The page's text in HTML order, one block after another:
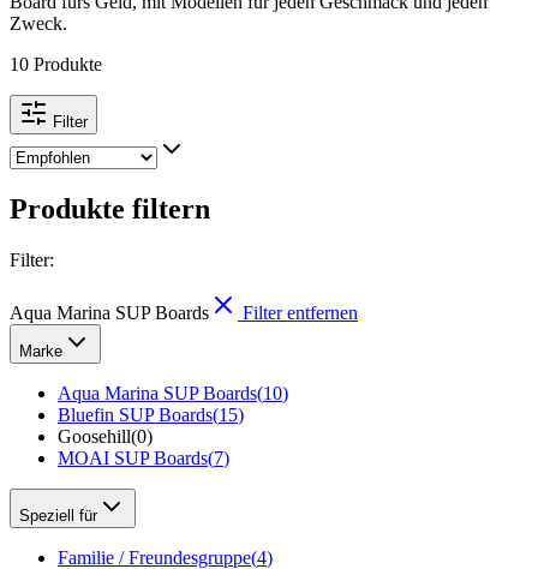
Zweck.
10 Produkte
Filter
Produkte filtern
Filter:
Aqua Marina SUP Boards Filter entfernen
Marke
Aqua Marina SUP Boards(10)
Bluefin SUP Boards(15)
Goosehill(0)
MOAI SUP Boards(7)
Speziell für
Familie / Freundesgruppe(4)